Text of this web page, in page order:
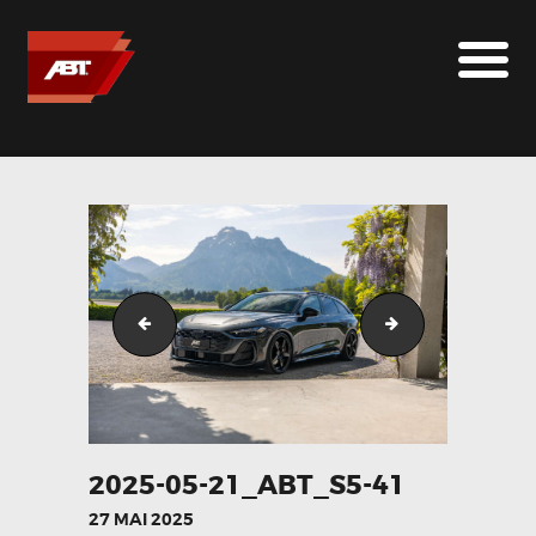
ABT SPORTSLINE FRANCE
MARQUES
LE SUR-MESURE
ABT
CONTACT
2025-05-21_ABT_S5-47 2025-05-
2025-05-21_ABT_S5-41
27 MAI 2025